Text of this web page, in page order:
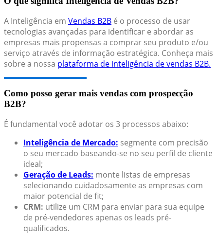
A Inteligência em Vendas B2B é o processo de usar
tecnologias avançadas para identificar e abordar as
empresas mais propensas a comprar seu produto e/ou
serviço através de informação estratégica. Conheça mais
sobre a nossa plataforma de inteligência de vendas B2B.
Como posso gerar mais vendas com prospecção
B2B?
É fundamental você adotar os 3 processos abaixo:
Inteligência de Mercado: segmente com precisão
o seu mercado baseando-se no seu perfil de cliente
ideal;
Geração de Leads: monte listas de empresas
selecionando cuidadosamente as empresas com
maior potencial de fit;
CRM: utilize um CRM para enviar para sua equipe
de pré-vendedores apenas os leads pré-
qualificados.